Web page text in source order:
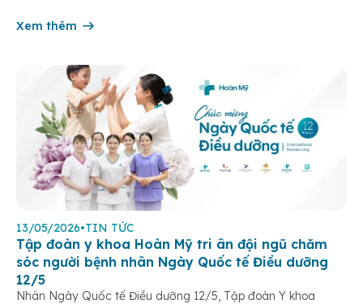
Xem thêm
13/05/2026•TIN TỨC
Tập đoàn y khoa Hoàn Mỹ tri ân đội ngũ chăm
sóc người bệnh nhân Ngày Quốc tế Điều dưỡng
12/5
Nhân Ngày Quốc tế Điều dưỡng 12/5, Tập đoàn Y khoa